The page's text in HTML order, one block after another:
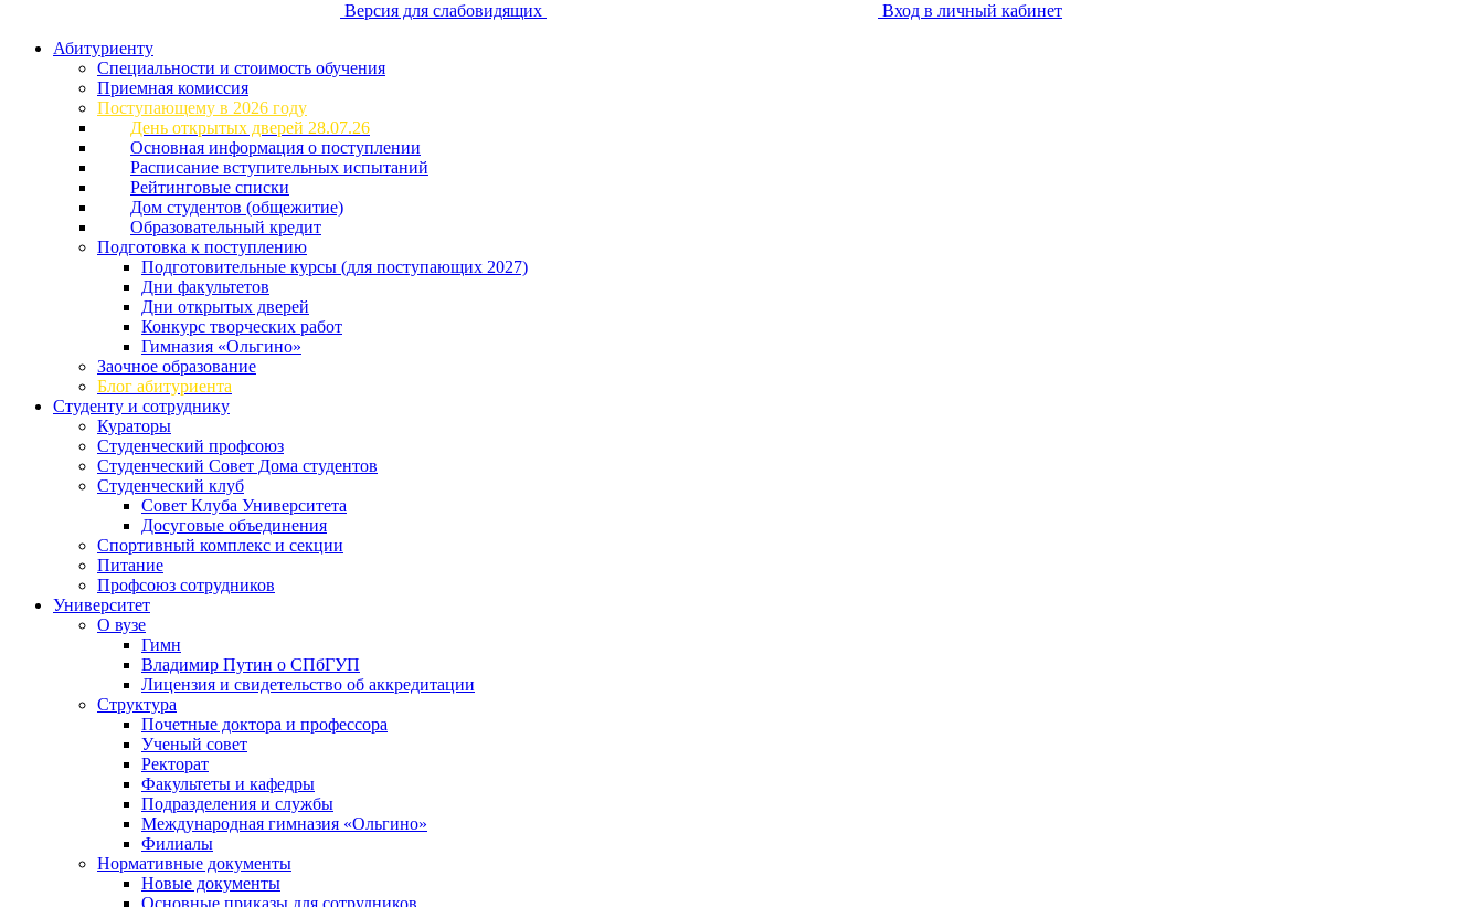
Версия для слабовидящих
Вход в личный кабинет
Абитуриенту
Специальности и стоимость обучения
Приемная комиссия
Поступающему в 2026 году
День открытых дверей 28.07.26
Основная информация о поступлении
Расписание вступительных испытаний
Рейтинговые списки
Дом студентов (общежитие)
Образовательный кредит
Подготовка к поступлению
Подготовительные курсы (для поступающих 2027)
Дни факультетов
Дни открытых дверей
Конкурс творческих работ
Гимназия «Ольгино»
Заочное образование
Блог абитуриента
Студенту и сотруднику
Кураторы
Студенческий профсоюз
Студенческий Совет Дома студентов
Студенческий клуб
Совет Клуба Университета
Досуговые объединения
Спортивный комплекс и секции
Питание
Профсоюз сотрудников
Университет
О вузе
Гимн
Владимир Путин о СПбГУП
Лицензия и свидетельство об аккредитации
Структура
Почетные доктора и профессора
Ученый совет
Ректорат
Факультеты и кафедры
Подразделения и службы
Международная гимназия «Ольгино»
Филиалы
Нормативные документы
Новые документы
Основные приказы для сотрудников